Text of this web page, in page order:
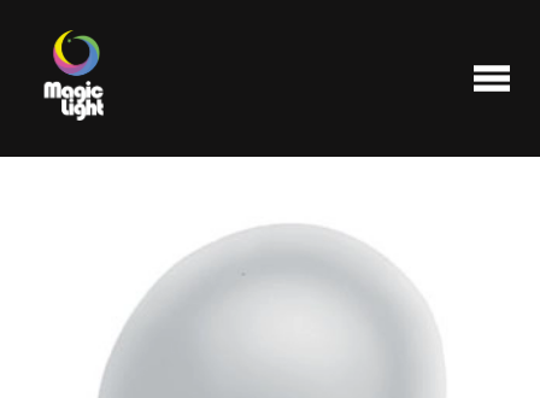
Produits
Les plus populaires